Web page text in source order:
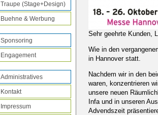
Traupe (Stage+Design)
Buehne & Werbung
Sponsoring
Engagement
Administratives
Kontakt
Impressum
Sehr geehrte Kunden,
Wie in den
in Hannover statt.
Nachdem wir in den
waren, konzentrieren
unsere neuen
Infa und in unseren
Advendszeit